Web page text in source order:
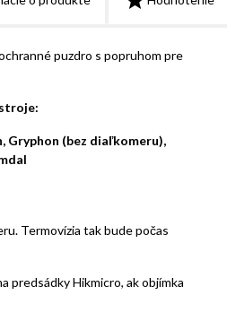
puzdro s popruhom pre
Gryphon (bez diaľkomeru),
Termovízia tak bude počas
predsádky Hikmicro, ak objímka